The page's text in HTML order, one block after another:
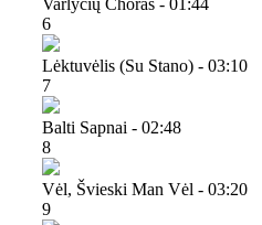
Varlyčių Choras - 01:44
6
Lėktuvėlis (su Stano) - 03:10
7
Balti Sapnai - 02:48
8
Vėl, Švieski Man Vėl - 03:20
9